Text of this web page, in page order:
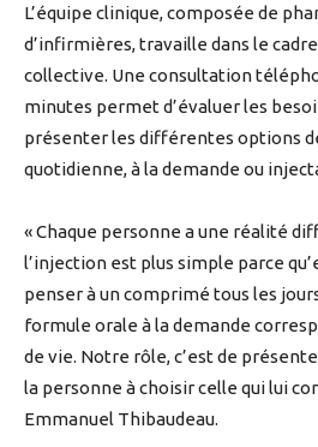
L’équipe clinique, composée de
d’infirmières, travaille dans le
collective. Une consultation
minutes permet d’évaluer les
présenter les différentes options
quotidienne, à la demande ou
« Chaque personne a une réalité
l’injection est plus simple parce
penser à un comprimé tous les
formule orale à la demande
de vie. Notre rôle, c’est de
la personne à choisir celle qui lui
Emmanuel Thibaudeau.